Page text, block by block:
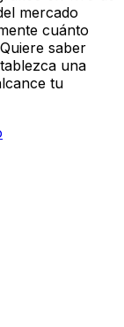
mercado
cuánto
saber
una
tu